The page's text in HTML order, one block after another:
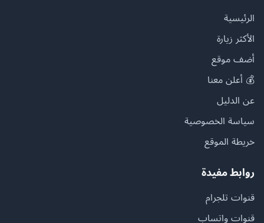
الرئيسية
الأكثر زيارة
أضف موقع
💰 أعلن معنا
عن الدليل
سياسة الخصوصية
خريطة الموقع
روابط مفيدة
قنوات تلجرام
قنوات واتساب